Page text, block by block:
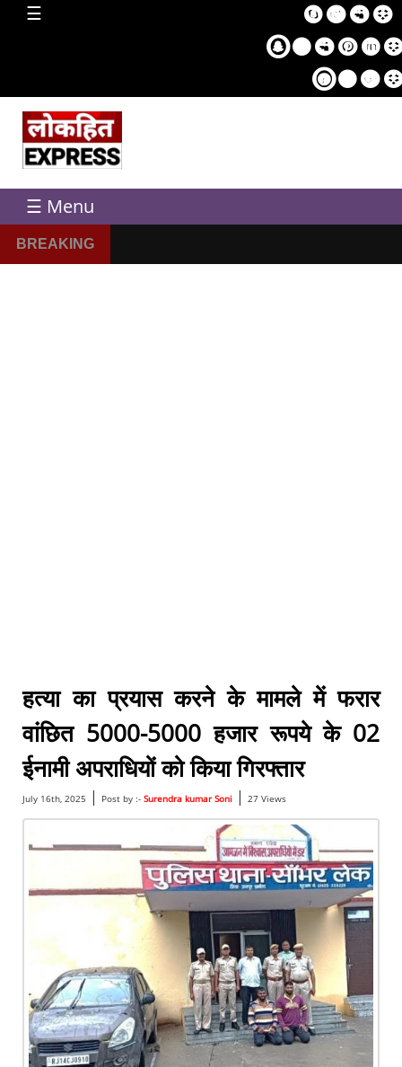
☰
home
☰ Menu
BREAKING
हत्या का प्रयास करने के मामले में फरार
वांछित 5000-5000 हजार रूपये के 02
ईनामी अपराधियों को किया गिरफ्तार
July 16th, 2025 | Post by :- Surendra kumar Soni | 27 Views